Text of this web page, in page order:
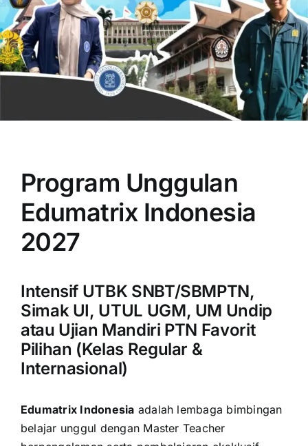
OUR PROGRAM
CONTACT US
Program Unggulan
Edumatrix Indonesia
2027
Intensif UTBK SNBT/SBMPTN,
Simak UI, UTUL UGM, UM Undip
atau Ujian Mandiri PTN Favorit
Pilihan (Kelas Regular &
Internasional)
Edumatrix Indonesia adalah lembaga bimbingan
belajar unggul dengan Master Teacher